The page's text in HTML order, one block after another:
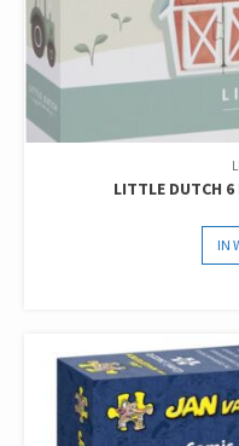
LITTLE DUTCH
IN